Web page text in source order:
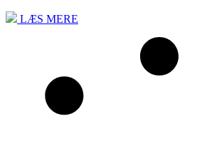
LÆS MERE